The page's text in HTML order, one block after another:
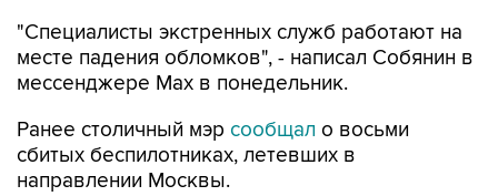
"Специалисты экстренных служб работают на
месте падения обломков", - написал Собянин в
мессенджере Max в понедельник.
Ранее столичный мэр сообщал о восьми
сбитых беспилотниках, летевших в
направлении Москвы.